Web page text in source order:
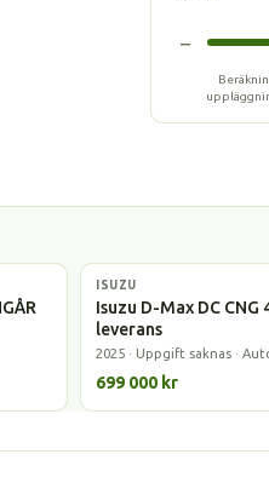
−
Gasbil
ISUZU
Isuzu D-Max DC
leverans
2025 · Uppgift saknas ·
699 000 kr